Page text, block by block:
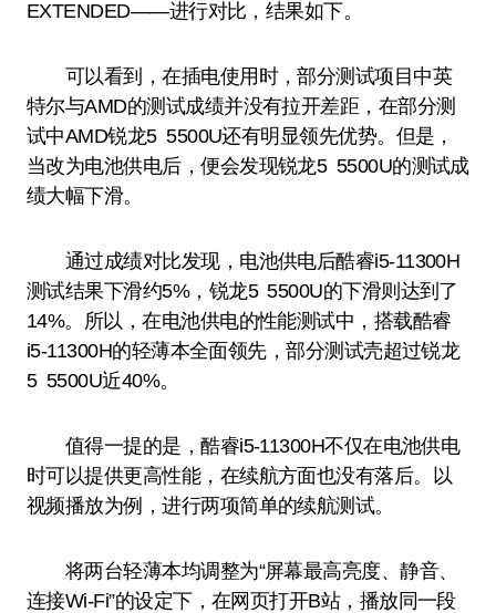
EXTENDED——进行对比，结果如下。
可以看到，在插电使用时，部分测试项目中英
特尔与AMD的测试成绩并没有拉开差距，在部分测
试中AMD锐龙5 5500U还有明显领先优势。但是，
当改为电池供电后，便会发现锐龙5 5500U的测试成
绩大幅下滑。
通过成绩对比发现，电池供电后酷睿i5-11300H
测试结果下滑约5%，锐龙5 5500U的下滑则达到了
14%。所以，在电池供电的性能测试中，搭载酷睿
i5-11300H的轻薄本全面领先，部分测试壳超过锐龙
5 5500U近40%。
值得一提的是，酷睿i5-11300H不仅在电池供电
时可以提供更高性能，在续航方面也没有落后。以
视频播放为例，进行两项简单的续航测试。
将两台轻薄本均调整为“屏幕最高亮度、静音、
连接Wi-Fi”的设定下，在网页打开B站，播放同一段